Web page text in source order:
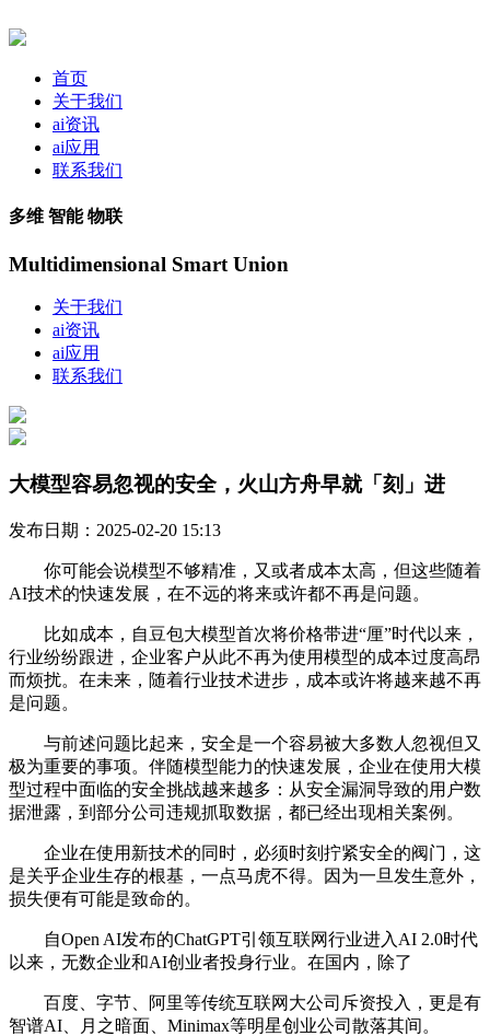
首页
关于我们
ai资讯
ai应用
联系我们
多维 智能 物联
Multidimensional Smart Union
关于我们
ai资讯
ai应用
联系我们
大模型容易忽视的安全，火山方舟早就「刻」进
发布日期：2025-02-20 15:13
你可能会说模型不够精准，又或者成本太高，但这些随着
AI技术的快速发展，在不远的将来或许都不再是问题。
比如成本，自豆包大模型首次将价格带进“厘”时代以来，
行业纷纷跟进，企业客户从此不再为使用模型的成本过度高昂
而烦扰。在未来，随着行业技术进步，成本或许将越来越不再
是问题。
与前述问题比起来，安全是一个容易被大多数人忽视但又
极为重要的事项。伴随模型能力的快速发展，企业在使用大模
型过程中面临的安全挑战越来越多：从安全漏洞导致的用户数
据泄露，到部分公司违规抓取数据，都已经出现相关案例。
企业在使用新技术的同时，必须时刻拧紧安全的阀门，这
是关乎企业生存的根基，一点马虎不得。因为一旦发生意外，
损失便有可能是致命的。
自Open AI发布的ChatGPT引领互联网行业进入AI 2.0时代
以来，无数企业和AI创业者投身行业。在国内，除了
百度、字节、阿里等传统互联网大公司斥资投入，更是有
智谱AI、月之暗面、Minimax等明星创业公司散落其间。